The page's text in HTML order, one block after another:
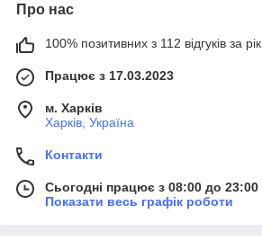
Про нас
100% позитивних з 112 відгуків за рік
Працює з 17.03.2023
м. Харків
Харків, Україна
Контакти
Сьогодні працює з 08:00 до 23:00
Показати весь графік роботи